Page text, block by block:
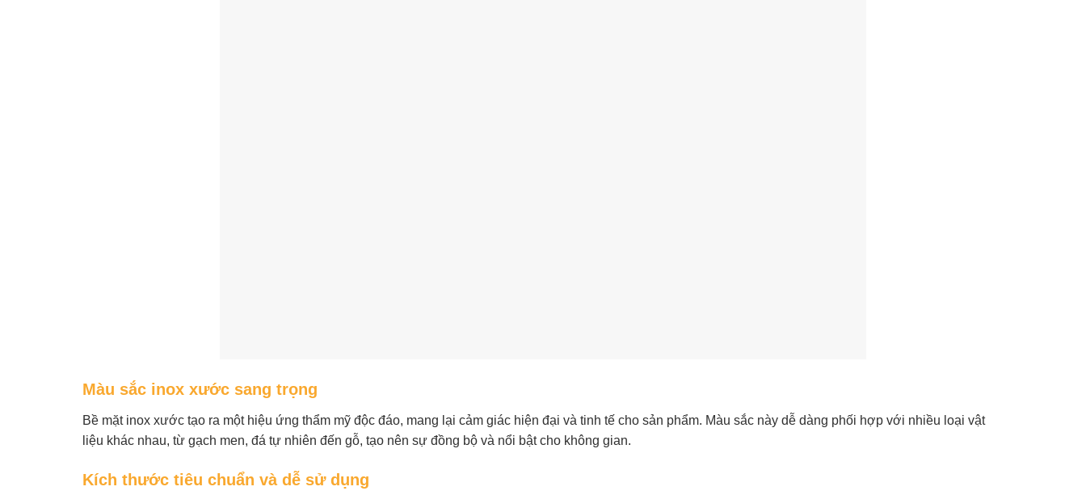
Màu sắc inox xước sang trọng
Bề mặt inox xước tạo ra một hiệu ứng thẩm mỹ độc đáo, mang lại cảm giác hiện đại và tinh tế cho sản phẩm. Màu sắc này dễ dàng phối hợp với nhiều loại vật
liệu khác nhau, từ gạch men, đá tự nhiên đến gỗ, tạo nên sự đồng bộ và nổi bật cho không gian.
Kích thước tiêu chuẩn và dễ sử dụng